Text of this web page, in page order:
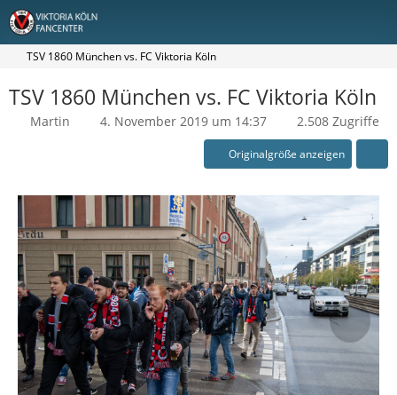
TSV 1860 München vs. FC Viktoria Köln
TSV 1860 München vs. FC Viktoria Köln
Martin 4. November 2019 um 14:37 2.508 Zugriffe
Originalgröße anzeigen